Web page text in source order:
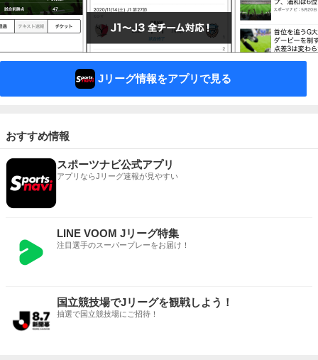
Jリーグ情報をアプリで見る
おすすめ情報
スポーツナビ公式アプリ
アプリならJリーグ速報が見やすい
LINE VOOM Jリーグ特集
注目選手のスーパープレーをお届け！
国立競技場でJリーグを観戦しよう！
抽選で国立競技場にご招待！